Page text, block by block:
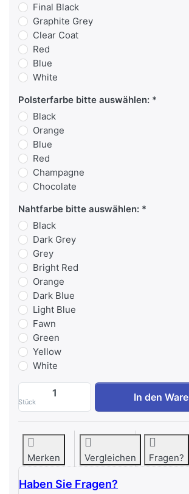
Final Black
Graphite Grey
Clear Coat
Red
Blue
White
Polsterfarbe bitte auswählen:
Black
Orange
Blue
Red
Champagne
Chocolate
Nahtfarbe bitte auswählen:
Black
Dark Grey
Grey
Bright Red
Orange
Dark Blue
Light Blue
Fawn
Green
Yellow
White
Stück
Watson Single Stack
In den
Merken Vergleichen Fragen?
Haben Sie Fragen?